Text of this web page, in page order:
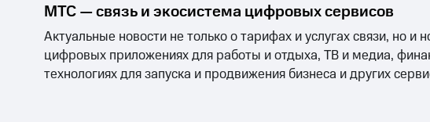
МТС — связь и экосистема цифровых сервисов
Актуальные новости не только о тарифах и услугах связи, но и
цифровых приложениях для работы и отдыха, ТВ и медиа,
технологиях для запуска и продвижения бизнеса и других